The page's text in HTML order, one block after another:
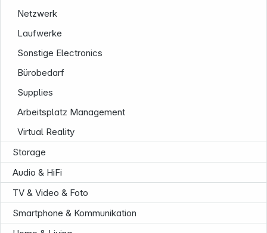
Netzwerk
Laufwerke
Sonstige Electronics
Bürobedarf
Supplies
Arbeitsplatz Management
Virtual Reality
Storage
Audio & HiFi
TV & Video & Foto
Smartphone & Kommunikation